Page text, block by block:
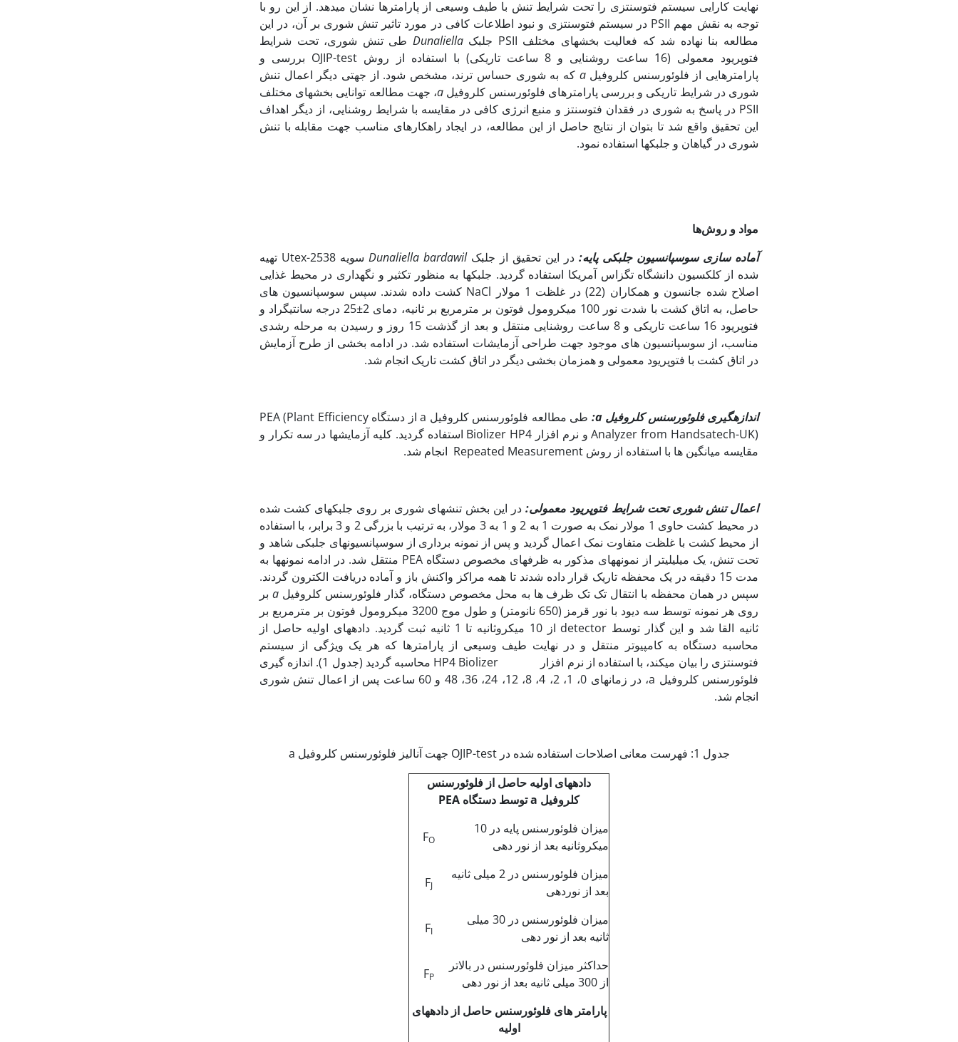
نهایت کارایی سیستم فتوسنتزی را تحت شرایط تنش با طیف وسیعی از پارامترها نشان می‏دهد. از این رو با
توجه به نقش مهم PSII در سیستم فتوسنتزی و نبود اطلاعات کافی در مورد تاثیر تنش شوری بر آن، در این
مطالعه بنا نهاده شد که فعالیت بخش‏های مختلف PSII جلبک
Dunaliella طی تنش شوری، تحت شرایط
فتوپریود معمولی (16 ساعت روشنایی و 8 ساعت تاریکی) با استفاده از روش OJIP-test بررسی و
پارامترهایی از فلوئورسنس کلروفیلa که به شوری حساس ترند، مشخص شود. از جهتی دیگر اعمال تنش
شوری در شرایط تاریکی و بررسی پارامترهای فلوئورسنس کلروفیل a، جهت مطالعه توانایی بخش­های مختلف
PSII در پاسخ به شوری در فقدان فتوسنتز و منبع انرژی کافی در مقایسه با شرایط روشنایی، از دیگر اهداف
این تحقیق واقع شد تا بتوان از نتایج حاصل از این مطالعه، در ایجاد راهکارهای مناسب جهت مقابله با تنش
شوری در گیاهان و جلبک‏ها استفاده نمود.
مواد و روش‌ها
آماده سازی سوسپانسیون جلبکی پایه: در این تحقیق از جلبکDunaliella bardawil
سویه Utex-2538 تهیه
شده از کلکسیون دانشگاه تگزاس آمریکا استفاده گردید. جلبک­ها به منظور تکثیر و نگهداری در محیط غذایی
اصلاح شده جانسون و همکاران (22) در غلظت 1 مولار NaCl کشت داده شدند. سپس سوسپانسیون های
حاصل، به اتاق کشت با شدت نور 100 میکرومول فوتون بر مترمربع بر ثانیه، دمای 2±25 درجه سانتی‏گراد و
فتوپریود 16 ساعت تاریکی و 8 ساعت روشنایی منتقل و بعد از گذشت 15 روز و رسیدن به مرحله رشدی
مناسب، از سوسپانسیون های موجود جهت طراحی آزمایشات استفاده شد. در ادامه بخشی از طرح آزمایش
در اتاق کشت با فتوپریود معمولی و همزمان بخشی دیگر در اتاق کشت تاریک انجام شد.
اندازه­گیری فلوئورسنس کلروفیلa
:
طی مطالعه فلوئورسنس کلروفیل a از دستگاه PEA (Plant Efficiency
Analyzer from Handsatech-UK) و نرم افزار Biolizer HP4 استفاده گردید. کلیه آزمایش­ها در سه تکرار و
مقایسه میانگین ها با استفاده از روش Repeated Measurement انجام شد.
اعمال تنش شوری تحت شرایط فتوپریود معمولی:در این بخش تنش­های شوری بر روی جلبک‏های کشت شده
در محیط کشت حاوی 1 مولار نمک به صورت 1 به 2 و 1 به 3 مولار، به ترتیب با بزرگی 2 و 3 برابر، با استفاده
از محیط کشت با غلظت متفاوت نمک اعمال گردید و پس از نمونه برداری از سوسپانسیون‏های جلبکی شاهد و
تحت تنش، یک میلی‏لیتر از نمونه‏های مذکور به ظرف‏های مخصوص دستگاه PEA منتقل شد. در ادامه نمونه‏ها به
مدت 15 دقیقه در یک محفظه تاریک قرار داده شدند تا همه مراکز واکنش باز و آماده دریافت الکترون گردند.
سپس در همان محفظه با انتقال تک تک ظرف ها به محل مخصوص دستگاه، گذار فلوئورسنس کلروفیلa بر
روی هر نمونه توسط سه دیود با نور قرمز (650 نانومتر) و طول موج 3200 میکرومول فوتون بر مترمربع بر
ثانیه القا شد و این گذار توسط detector از 10 میکروثانیه تا 1 ثانیه ثبت گردید. داده‏های اولیه حاصل از
محاسبه دستگاه به کامپیوتر منتقل و در نهایت طیف وسیعی از پارامترها که هر یک ویژگی از سیستم
فتوسنتزی را بیان می‏کند، با استفاده از نرم افزار HP4 Biolizer محاسبه گردید (جدول 1). اندازه گیری
فلوئورسنس کلروفیل a، در زمان­های 0، 1، 2، 4، 8، 12، 24، 36، 48 و 60 ساعت پس از اعمال تنش شوری
انجام شد.
جدول 1: فهرست معانی اصلاحات استفاده شده در OJIP-test جهت آنالیز فلوئورسنس کلروفیل a
داده­های اولیه حاصل از فلوئورسنس
کلروفیل aتوسط دستگاه PEA
میزان فلوئورسنس پایه در 10
میکروثانیه بعد از نور دهی
FO
میزان فلوئورسنس در 2 میلی ثانیه
بعد از نوردهی
FJ
میزان فلوئورسنس در 30 میلی
ثانیه بعد از نور دهی
FI
حداکثر میزان فلوئورسنس در بالاتر
از 300 میلی ثانیه بعد از نور دهی
FP
پارامتر های فلوئورسنس حاصل از داده­های
اولیه